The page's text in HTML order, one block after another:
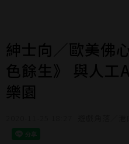
紳士向／歐美佛
色餘生》 與人工
樂園